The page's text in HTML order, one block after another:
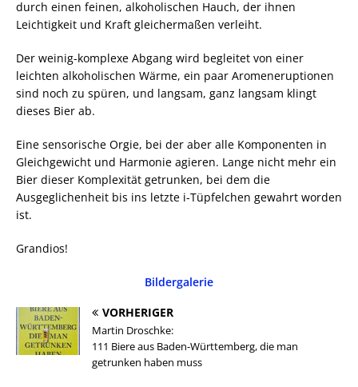
durch einen feinen, alkoholischen Hauch, der ihnen
Leichtigkeit und Kraft gleichermaßen verleiht.
Der weinig-komplexe Abgang wird begleitet von einer
leichten alkoholischen Wärme, ein paar Aromeneruptionen
sind noch zu spüren, und langsam, ganz langsam klingt
dieses Bier ab.
Eine sensorische Orgie, bei der aber alle Komponenten in
Gleichgewicht und Harmonie agieren. Lange nicht mehr ein
Bier dieser Komplexität getrunken, bei dem die
Ausgeglichenheit bis ins letzte i-Tüpfelchen gewahrt worden
ist.
Grandios!
Bildergalerie
VORHERIGER
Martin Droschke:
111 Biere aus Baden-Württemberg, die man
getrunken haben muss